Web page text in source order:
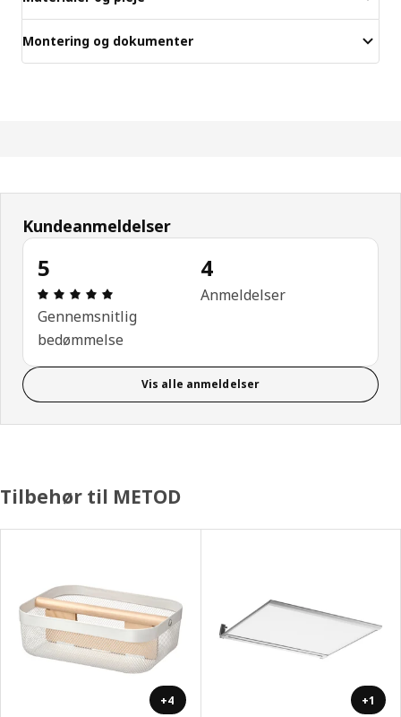
Montering og dokumenter
Kundeanmeldelser
5
Anmeldelse: 5 Ud af 5 Stjerner. Anmeldelser i alt:
Gennemsnitlig
bedømmelse
4
Anmeldelser
Vis alle anmeldelser
Tilbehør til METOD
+4 +1